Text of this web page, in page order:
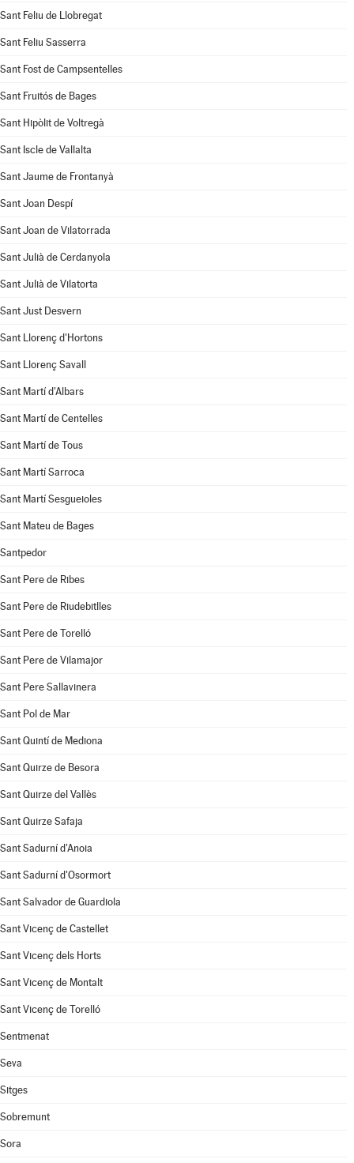
Sant Feliu de Llobregat
Sant Feliu Sasserra
Sant Fost de Campsentelles
Sant Fruitós de Bages
Sant Hipòlit de Voltregà
Sant Iscle de Vallalta
Sant Jaume de Frontanyà
Sant Joan Despí
Sant Joan de Vilatorrada
Sant Julià de Cerdanyola
Sant Julià de Vilatorta
Sant Just Desvern
Sant Llorenç d'Hortons
Sant Llorenç Savall
Sant Martí d'Albars
Sant Martí de Centelles
Sant Martí de Tous
Sant Martí Sarroca
Sant Martí Sesgueioles
Sant Mateu de Bages
Santpedor
Sant Pere de Ribes
Sant Pere de Riudebitlles
Sant Pere de Torelló
Sant Pere de Vilamajor
Sant Pere Sallavinera
Sant Pol de Mar
Sant Quintí de Mediona
Sant Quirze de Besora
Sant Quirze del Vallès
Sant Quirze Safaja
Sant Sadurní d'Anoia
Sant Sadurní d'Osormort
Sant Salvador de Guardiola
Sant Vicenç de Castellet
Sant Vicenç dels Horts
Sant Vicenç de Montalt
Sant Vicenç de Torelló
Sentmenat
Seva
Sitges
Sobremunt
Sora